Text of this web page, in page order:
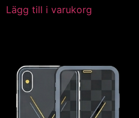
Lägg till i varukorg